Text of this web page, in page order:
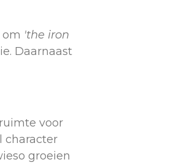
'the iron
Daarnaast
voor
character
groeien